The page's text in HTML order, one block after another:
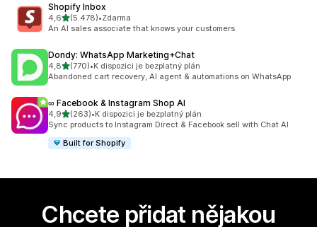
Shopify Inbox
4,6z 5 hvězd
(5 478)
Celkový počet recenzí: 5478
•Zdarma
An AI sales associate that knows your customers
Dondy: WhatsApp Marketing+Chat
4,8z 5 hvězd
(770)
Celkový počet recenzí: 770
•K dispozici je bezplatný plán
Abandoned cart recovery, AI agent & automations on WhatsApp
∞ Facebook & Instagram Shop AI
4,9z 5 hvězd
(263)
Celkový počet recenzí: 263
•K dispozici je bezplatný plán
Sync products to Instagram Direct & Facebook sell with Chat AI
Built for Shopify
Chcete přidat nějakou